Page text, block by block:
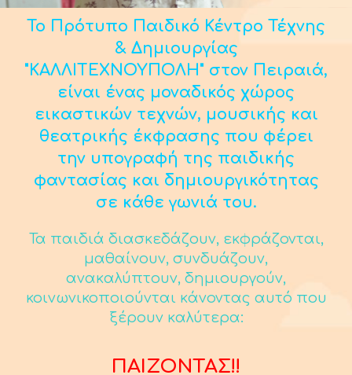
Το Πρότυπο Παιδικό Κέντρο Τέχνης
& Δημιουργίας
"ΚΑΛΛΙΤΕΧΝΟΥΠΟΛΗ" στον Πειραιά,
είναι ένας μοναδικός χώρος
εικαστικών τεχνών, μουσικής και
θεατρικής έκφρασης που φέρει
την υπογραφή της παιδικής
φαντασίας και δημιουργικότητας
σε κάθε γωνιά του.
Τα παιδιά διασκεδάζουν, εκφράζονται,
μαθαίνουν, συνδυάζουν,
ανακαλύπτουν, δημιουργούν,
κοινωνικοποιούνται κάνοντας αυτό που
ξέρουν καλύτερα:
ΠΑΙΖΟΝΤΑΣ!!